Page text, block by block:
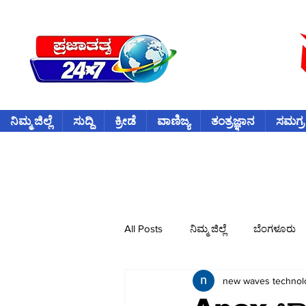
ನಿಮ್ಮ ಜಿಲ್ಲೆ ಸುದ್ದಿ ಕ್ರೀಡೆ ವಾಣಿಜ್ಯ ತಂತ್ರಜ್ಞಾನ
All Posts ನಿಮ್ಮ ಜಿಲ್ಲೆ ಬೆಂಗಳೂರು
ಕ್ರೀಡೆ ಕ್ರಿಕೆಟ್
new waves